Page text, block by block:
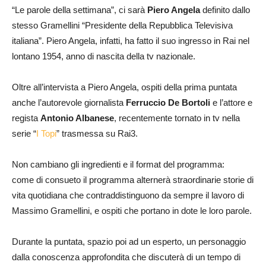
“Le parole della settimana”, ci sarà Piero Angeladefinito dallo
stesso Gramellini “Presidente della Repubblica Televisiva
italiana”. Piero Angela, infatti, ha fatto il suo ingresso in Rai nel
lontano 1954, anno di nascita della tv nazionale.
Oltre all’intervista a Piero Angela, ospiti della prima puntata
anche l’autorevole giornalista Ferruccio De Bortoli e l’attore e
regista Antonio Albanese, recentemente tornato in tv nella
serie “I Topi” trasmessa su Rai3.
Non cambiano gli ingredienti e il format del programma:
come di consueto il programma alternerà straordinarie storie di
vita quotidiana che contraddistinguono da sempre il lavoro di
Massimo Gramellini, e ospiti che portano in dote le loro parole.
Durante la puntata, spazio poi ad un esperto, un personaggio
dalla conoscenza approfondita che discuterà di un tempo di